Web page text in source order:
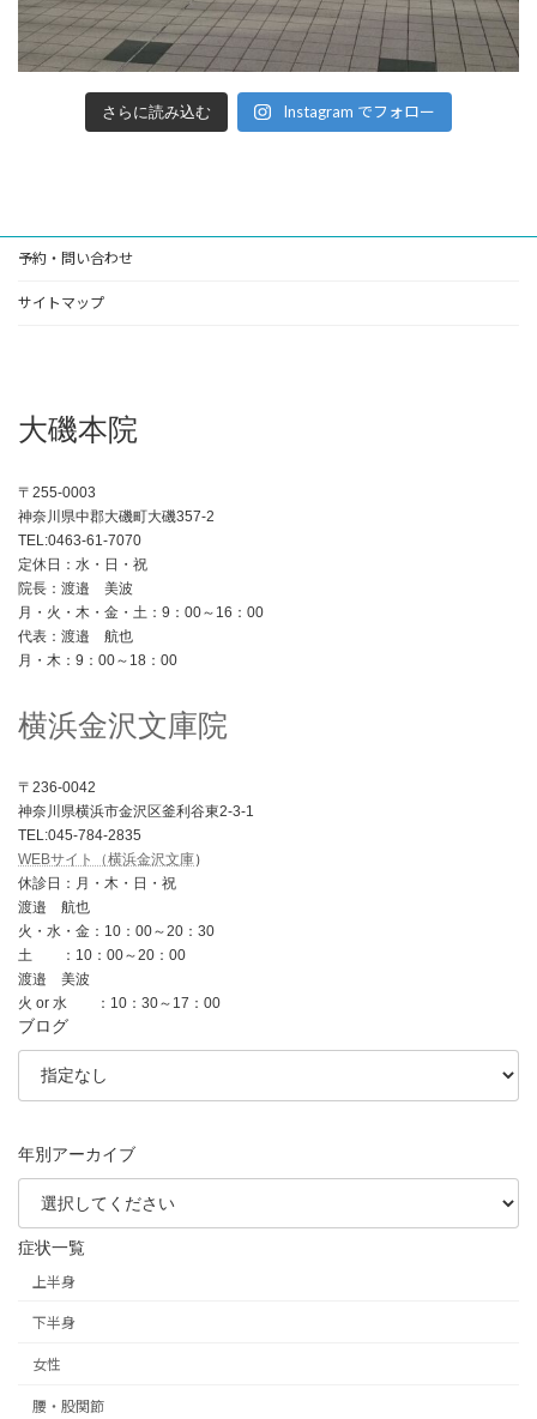
さらに読み込む Instagram でフォロー
予約・問い合わせ
サイトマップ
大磯本院
〒255-0003
神奈川県中郡大磯町大磯357-2
TEL:0463-61-7070
定休日：水・日・祝
院長：渡邉 美波
月・火・木・金・土：9：00～16：00
代表：渡邉 航也
月・木：9：00～18：00
横浜金沢文庫院
〒236-0042
神奈川県横浜市金沢区釜利谷東2-3-1
TEL:045-784-2835
WEBサイト（横浜金沢文庫）
休診日：月・木・日・祝
渡邉 航也
火・水・金：10：00～20：30
土 ：10：00～20：00
渡邉 美波
火 or 水 ：10：30～17：00
ブログ
年別アーカイブ
症状一覧
上半身
下半身
女性
腰・股関節